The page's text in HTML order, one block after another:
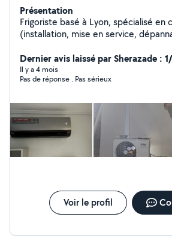
Présentation
Frigoriste basé à Lyon, spécialisé en
(installation, mise en service,
rapidement en période de forte
disponible pour transport et livraison
matériel. Montage et démontage de
intérieure Avec des petits travaux _ Intervention rapide
_Travail propre et soigné _Prix raisonnables Disponible
rapidement. N'hésitez pas à me
Dernier avis laissé par Sherazade :
Il y a 4 mois
Pas de réponse . Pas sérieux
Voir le profil